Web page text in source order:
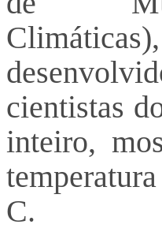
Climáticas),
cientistas
inteiro,
C.